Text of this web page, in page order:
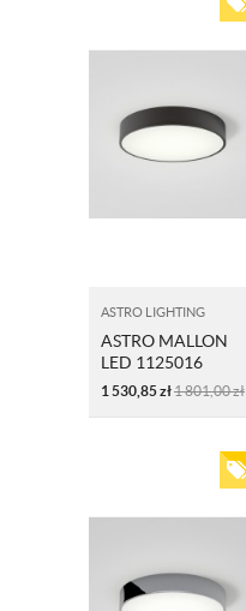
ASTRO LIGHTING
ASTRO MALLON
LED 1125016
BRAZ
1 530,85zł1 801,00zł